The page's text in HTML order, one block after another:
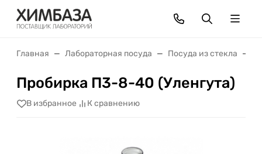
Главная Лабораторная посуда Посуда из стекла
Пробирка П3-8-40 (Уленгута)
В избранное К сравнению